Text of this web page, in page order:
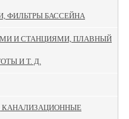
ФИЛЬТРЫ БАССЕЙНА
И СТАНЦИЯМИ, ПЛАВНЫЙ
И Т. Д.